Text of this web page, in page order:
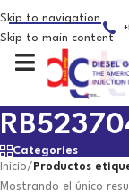
Skip to navigation
Skip to main content
Categories
Inicio/ Productos
Mostrando el único